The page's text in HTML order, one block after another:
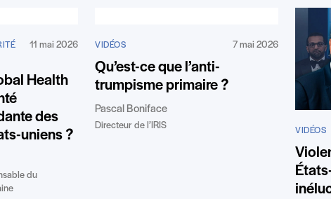
11 mai 2026
Health
des
uniens ?
du
VIDÉOS 7 mai 2026
Qu’est-ce que l’anti-
trumpisme primaire ?
Pascal Boniface
Directeur de l’IRIS
VIDÉOS